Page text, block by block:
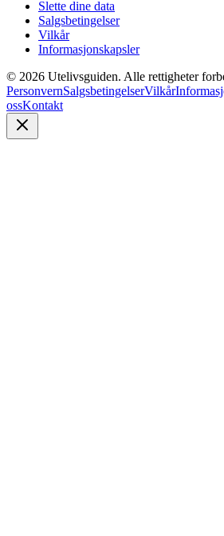
Slette dine data
Salgsbetingelser
Vilkår
Informasjonskapsler
© 2026 Utelivsguiden. Alle rettigheter
PersonvernSalgsbetingelserVilkår
ossKontakt